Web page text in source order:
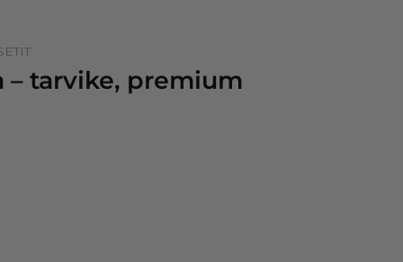
– tarvike, premium